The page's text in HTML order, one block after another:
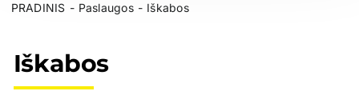
APIE MUS
PASLAUGOS
PRADINIS Paslaugos Iškabos
Iškabos